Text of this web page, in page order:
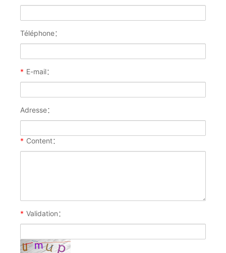
Téléphone：
* E-mail：
Adresse：
* Content：
* Validation：